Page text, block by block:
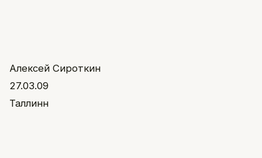
Алексей Сироткин
27.03.09
Таллинн